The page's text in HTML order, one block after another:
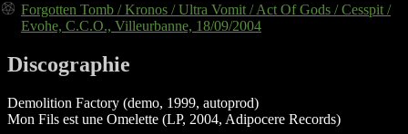
Forgotten Tomb / Kronos / Ultra Vomit / Act Of Gods / Cesspit /
Evohe, C.C.O., Villeurbanne, 18/09/2004
Discographie
Demolition Factory (demo, 1999, autoprod)
Mon Fils est une Omelette (LP, 2004, Adipocere Records)